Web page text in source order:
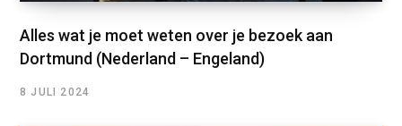
Alles wat je moet weten over je bezoek aan
Dortmund (Nederland – Engeland)
8 JULI 2024